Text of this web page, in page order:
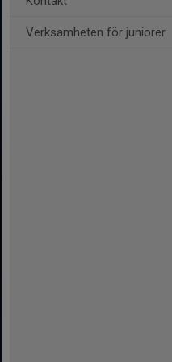
Verksamheten för juniorer